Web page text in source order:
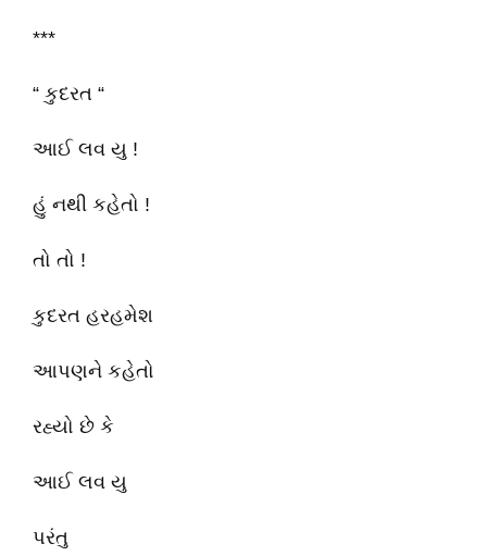
***
“ કુદરત “
આઈ લવ યુ !
હું નથી કહેતો !
તો તો !
કુદરત હરહમેશ
આપણને કહેતો
રહ્યો છે કે
આઈ લવ યુ
પરંતુ